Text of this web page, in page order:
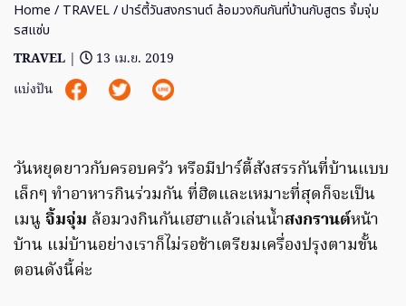
Home / TRAVEL/ ปาร์ตี้วันสงกรานต์ ล้อมวงกินกันที่บ้านกับสูตร จิ้มจุ่ม
รสแซ่บ
TRAVEL |
13 เม.ย. 2019
แบ่งปัน
วันหยุดยาวกับครอบครัว หรือมีปาร์ตี้สังสรรกันที่บ้านแบบ
เล็กๆ ทำอาหารกินร่วมกัน ที่ฮิตและเหมาะที่สุดก็จะเป็น
เมนูจิ้มจุ่ม ล้อมวงกินกันเฮฮาแล้วเล่นน้ำสงกรานต์หน้า
บ้าน แม่บ้านอย่างเราก็ไม่รอช้าเตรียมเครื่องปรุงตามขั้น
ตอนดังนี้ค่ะ